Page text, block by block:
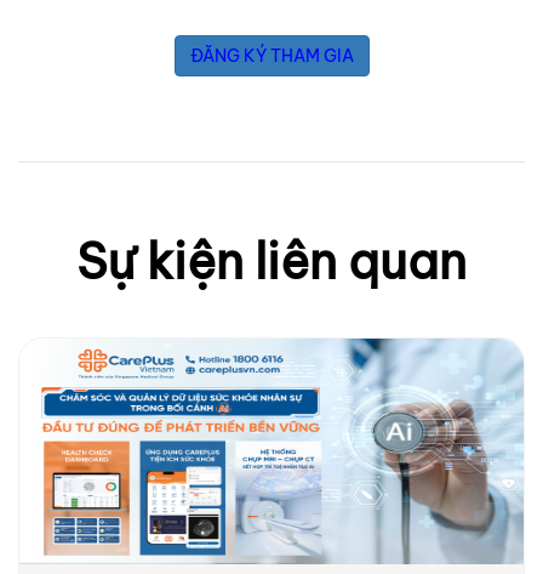
ĐĂNG KÝ THAM GIA
Sự kiện liên quan